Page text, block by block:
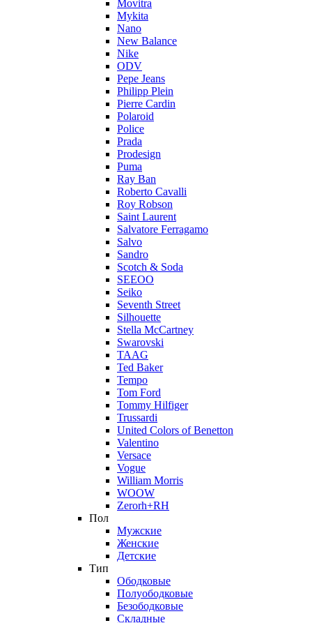
Movitra
Mykita
Nano
New Balance
Nike
ODV
Pepe Jeans
Philipp Plein
Pierre Cardin
Polaroid
Police
Prada
Prodesign
Puma
Ray Ban
Roberto Cavalli
Roy Robson
Saint Laurent
Salvatore Ferragamo
Salvo
Sandro
Scotch & Soda
SEEOO
Seiko
Seventh Street
Silhouette
Stella McCartney
Swarovski
TAAG
Ted Baker
Tempo
Tom Ford
Tommy Hilfiger
Trussardi
United Colors of Benetton
Valentino
Versace
Vogue
William Morris
WOOW
Zerorh+RH
Пол
Мужские
Женские
Детские
Тип
Ободковые
Полуободковые
Безободковые
Складные